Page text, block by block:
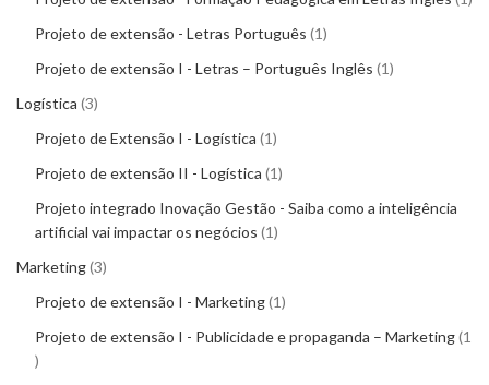
Projeto de extensão - Letras Português 1
Projeto de extensão I - Letras – Português Inglês 1
Logística 3
Projeto de Extensão I - Logística 1
Projeto de extensão II - Logística 1
Projeto integrado Inovação Gestão - Saiba como a inteligência
artificial vai impactar os negócios 1
Marketing 3
Projeto de extensão I - Marketing 1
Projeto de extensão I - Publicidade e propaganda – Marketing 1